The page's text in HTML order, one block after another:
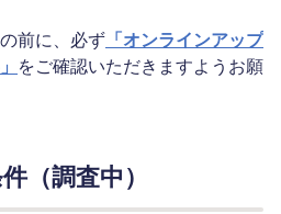
前に、必ず 「オンラインアップ
をご確認いただきますようお願
（調査中）